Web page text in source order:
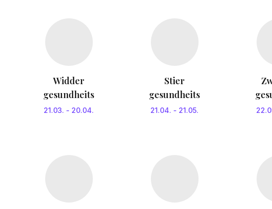
Widder
gesundheits
21.03. - 20.04.
Stier
gesundheits
21.04. - 21.05.